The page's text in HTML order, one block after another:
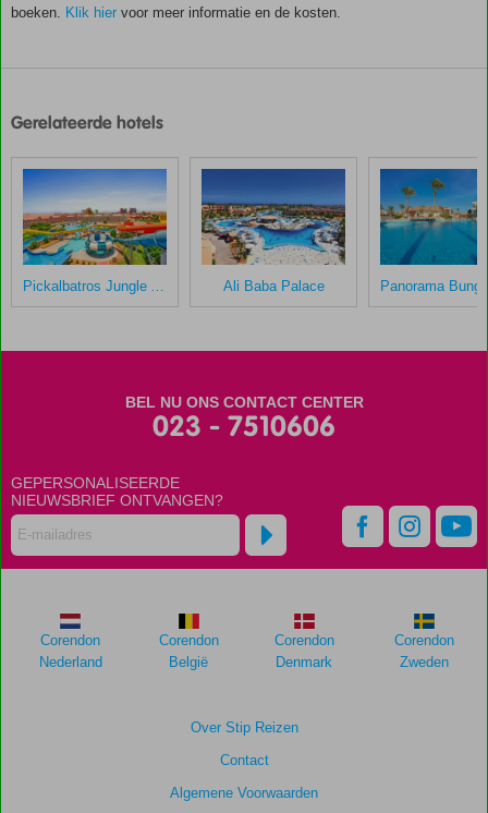
boeken. Klik hier voor meer informatie en de kosten.
door
klanten
gegeven
na
hun
verblijf
Bingo
dan
48
maanden
niet
weergegeven
om
de
Gerelateerde hotels
Pickalbatros Jungle Aqua Park Resort – Neverland Ali Baba Palace
BEL NU ONS CONTACT CENTER
023 - 7510606
GEPERSONALISEERDE
NIEUWSBRIEF ONTVANGEN?
Over Stip Reizen
Contact
Algemene Voorwaarden
Corendon
Nederland
Corendon
België
Corendon
Denmark
Corendon
Zweden